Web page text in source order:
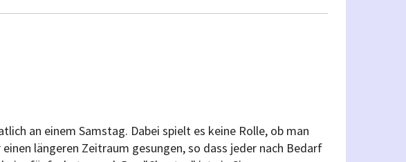
an einem Samstag. Dabei spielt es keine Rolle, ob man
längeren Zeitraum gesungen, so dass jeder nach Bedarf